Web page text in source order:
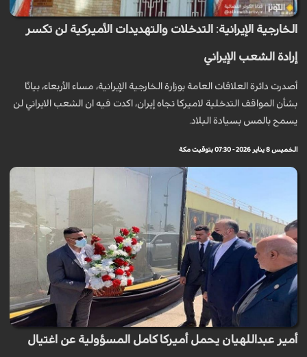
الخارجية الإيرانية: التدخلات والتهديدات الأميركية لن تكسر
إرادة الشعب الإيراني
أصدرت دائرة العلاقات العامة بوزارة الخارجية الإيرانية، مساء الأربعاء، بيانًا
بشأن المواقف التدخلية لاميركا تجاه إيران، اكدت فيه ان الشعب الايراني لن
يسمح بالمس بسيادة البلاد.
الخميس 8 يناير 2026 - 07:30 بتوقيت مكة
أمير عبداللهيان يحمل أميركا كامل المسؤولية عن اغتيال